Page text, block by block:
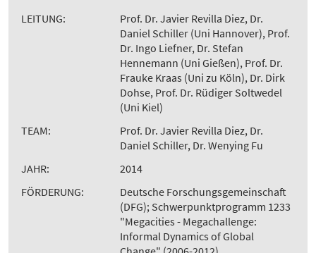
LEITUNG:
Prof. Dr. Javier Revilla Diez, Dr.
Daniel Schiller (Uni Hannover), Prof.
Dr. Ingo Liefner, Dr. Stefan
Hennemann (Uni Gießen), Prof. Dr.
Frauke Kraas (Uni zu Köln), Dr. Dirk
Dohse, Prof. Dr. Rüdiger Soltwedel
(Uni Kiel)
TEAM:
Prof. Dr. Javier Revilla Diez, Dr.
Daniel Schiller, Dr. Wenying Fu
JAHR:
2014
FÖRDERUNG:
Deutsche Forschungsgemeinschaft
(DFG); Schwerpunktprogramm 1233
"Megacities - Megachallenge:
Informal Dynamics of Global